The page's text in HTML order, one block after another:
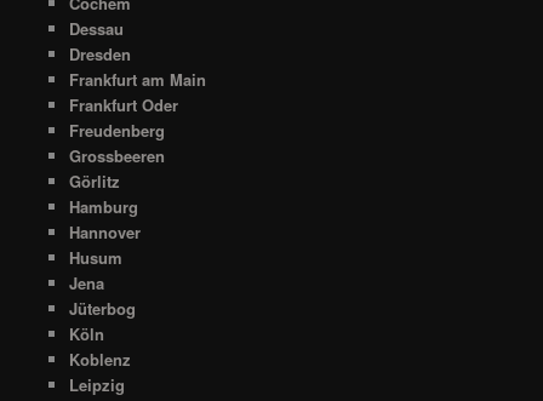
Dessau
Dresden
Frankfurt am Main
Frankfurt Oder
Freudenberg
Grossbeeren
Görlitz
Hamburg
Hannover
Husum
Jena
Jüterbog
Köln
Koblenz
Leipzig